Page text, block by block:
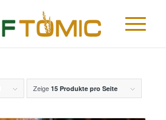
Zeige 15 Produkte pro Seite